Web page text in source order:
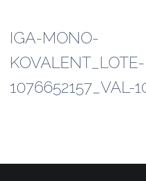
IGA-MONO-
KOVALENT_LOTE-
1076652157_VAL-